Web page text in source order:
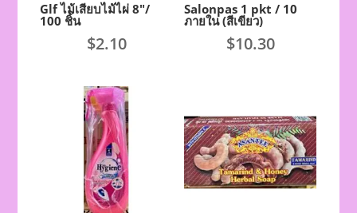
Glf ไม้เสียบไม้ไผ่ 8″/
100 ชิ้น
$2.10
Salonpas 1 pkt / 10
ภายใน (สีเขียว)
$10.30